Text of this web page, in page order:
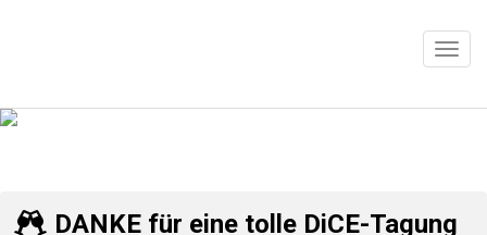
DANKE für eine tolle DiCE-Tagung